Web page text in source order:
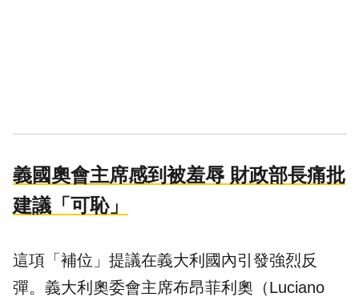
義國奧會主席感到被羞辱 財政部長痛批
建議「可恥」
這項「補位」提議在義大利國內引發強烈反
彈。義大利奧委會主席布昂菲利奧（Luciano